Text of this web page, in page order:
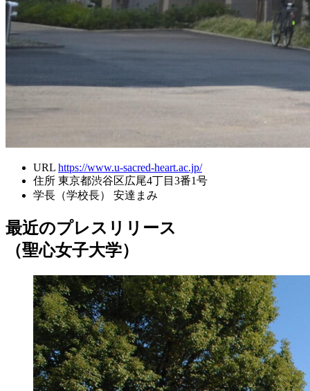
URL https://www.u-sacred-heart.ac.jp/
住所 東京都渋谷区広尾4丁目3番1号
学長（学校長）
安達まみ
最近のプレスリリース
（聖心女子大学）